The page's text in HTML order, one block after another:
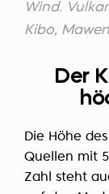
Wind.
Kibo,
Der
Die Höhe
Quellen mit
Zahl steht